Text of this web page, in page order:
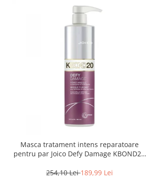
Masca tratament intens reparatoare
pentru par Joico Defy Damage KBOND20
254,10 Lei189,99 Lei